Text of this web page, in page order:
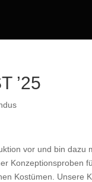
’25
vor und bin dazu
Konzeptionsproben
Kostümen. Unsere